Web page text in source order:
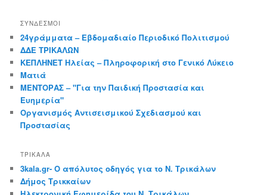
ΣΎΝΔΕΣΜΟΙ
24γράμματα – Εβδομαδιαίο Περιοδικό Πολιτισμού
ΔΔΕ ΤΡΙΚΑΛΩΝ
ΚΕΠΛΗΝΕΤ Ηλείας – Πληροφορική στο Γενικό Λύκειο
Ματιά
ΜΕΝΤΟΡΑΣ – "Για την Παιδική Προστασία και
Ευημερία"
Οργανισμός Αντισεισμικού Σχεδιασμού και
Προστασίας
ΤΡΙΚΑΛΑ
3kala.gr- Ο απόλυτος οδηγός για το Ν. Τρικάλων
Δήμος Τρικκαίων